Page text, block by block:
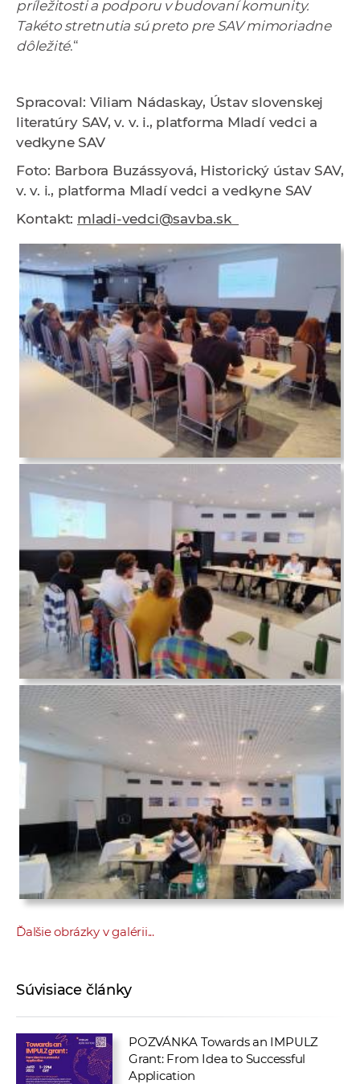
príležitosti a podporu v budovaní komunity.
Takéto stretnutia sú preto pre SAV mimoriadne
dôležité.“
Spracoval: Viliam Nádaskay, Ústav slovenskej
literatúry SAV, v. v. i., platforma Mladí vedci a
vedkyne SAV
Foto: Barbora Buzássyová, Historický ústav SAV,
v. v. i., platforma Mladí vedci a vedkyne SAV
Kontakt: mladi-vedci@savba.sk
Ďalšie obrázky v galérii...
Súvisiace články
POZVÁNKA Towards an IMPULZ
Grant: From Idea to Successful
Application